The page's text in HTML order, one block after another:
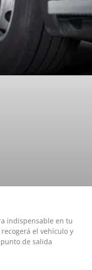
indispensable en tu
el vehículo y
de salida